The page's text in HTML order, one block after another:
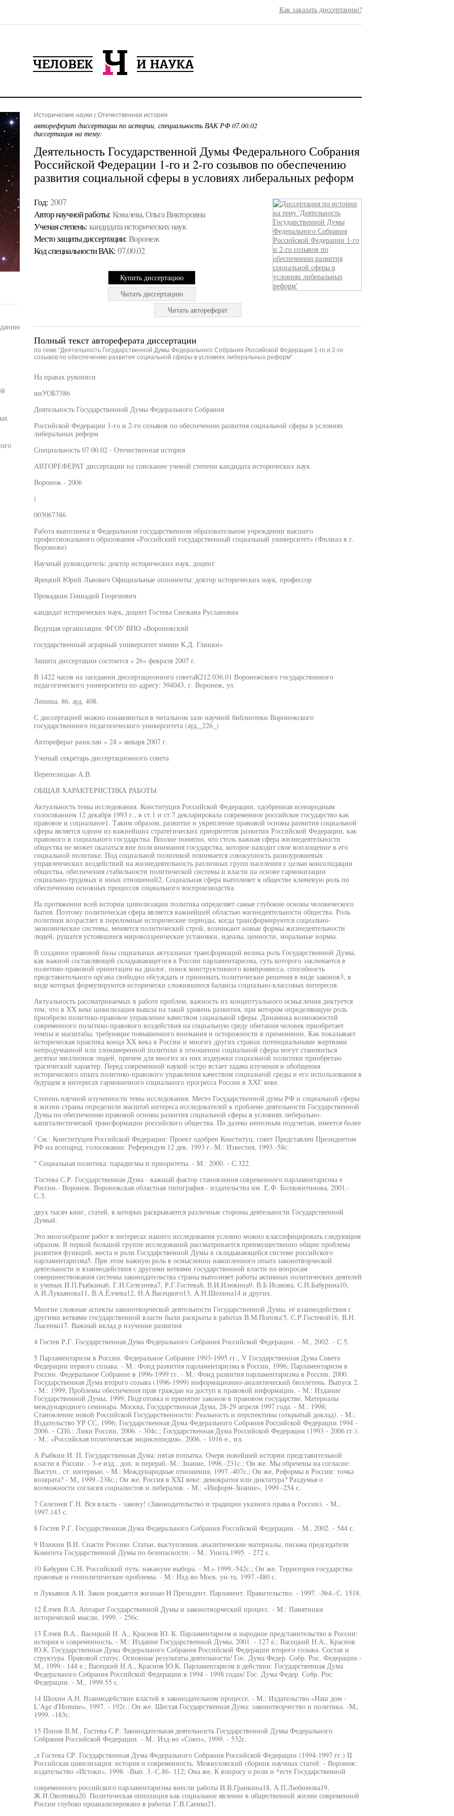
Как заказать диссертацию?
Исторические науки Отечественная история
автореферат диссертации по истории, специальность ВАК РФ 07.00.02
диссертация на тему:
Деятельность Государственной Думы Федерального Собрания
Российской Федерации 1-го и 2-го созывов по обеспечению
развития социальной сферы в условиях либеральных реформ
Год: 2007
Автор научной работы: Ковалева, Ольга Викторовна
Ученая cтепень: кандидата исторических наук
Место защиты диссертации: Воронеж
Код cпециальности ВАК: 07.00.02
Купить диссертацию
Читать диссертацию
Читать автореферат
Полный текст автореферата диссертации
по теме "Деятельность Государственной Думы Федерального Собрания Российской Федерации 1-го и 2-го
созывов по обеспечению развития социальной сферы в условиях либеральных реформ"
На правах рукописи
ииУОБ7386
Деятельность Государственной Думы Федерального Собрания
Российской Федерации 1-го и 2-го созывов по обеспечению развития социальной сферы в условиях
либеральных реформ
Специальность 07.00.02 - Отечественная история
АВТОРЕФЕРАТ диссертации на соискание ученой степени кандидата исторических наук
Воронеж - 2006
(
003067386
Работа выполнена в Федеральном государственном образовательном учреждении высшего
профессионального образования «Российский государственный социальный университет» (Филиал в г.
Воронеже)
Научный руководитель: доктор исторических наук, доцент
Ярецкий Юрий Львович Официальные оппоненты: доктор исторических наук, профессор
Провадкин Геннадий Георгиевич
кандидат исторических наук, доцент Гостева Снежана Руслановна
Ведущая организация: ФГОУ ВПО «Воронежский
государственный аграрный университет имени К.Д. Глинки»
Защита диссертации состоится « 26» февраля 2007 г.
В 1422 часов на заседании диссертационного советаК212.036.01 Воронежского государственного
педагогического университета по адресу: 394043, г. Воронеж, ул.
Ленина, 86, ауд. 408.
С диссертацией можно ознакомиться в читальном зале научной библиотеки Воронежского
государственного педагогического университета (ауд._226_)
Автореферат разослан « 24 » января 2007 г.
Ученый секретарь диссертационного совета
Перепелицын А.В.
ОБЩАЯ ХАРАКТЕРИСТИКА РАБОТЫ
Актуальность темы исследования. Конституция Российской Федерации, одобренная всенародным
голосованием 12 декабря 1993 г., в ст.1 и ст.7 декларировала современное российское государство как
правовое и социальное1. Таким образом, развитие и укрепление правовой основы развития социальной
сферы является одним из важнейших стратегических приоритетов развитии Российской Федерации, как
правового и социального государства. Вполне понятно, что столь важная сфера жизнедеятельности
общества не может оказаться вне поля внимания государства, которое находит свое воплощение в его
социальной политике. Под социальной политикой понимается совокупность разноуровневых
управленческих воздействий на жизнедеятельность различных групп населения с целью консолидации
общества, обеспечения стабильности политической системы и власти на основе гармонизации
социально-трудовых и иных отношений2. Социальная сфера выполняет в обществе ключевую роль по
обеспечению основных процессов социального воспроизводства.
На протяжении всей истории цивилизации политика определяет самые глубокие основы человеческого
бытия. Поэтому политическая сфера является важнейшей областью жизнедеятельности общества. Роль
политики возрастает в переломные исторические периоды, когда трансформируются социально-
экономические системы, меняется политический строй, возникают новые формы жизнедеятельности
людей, рушатся устоявшиеся мировоззренческие установки, идеалы, ценности, моральные нормы.
В создании правовой базы социальных актуальных трансформаций велика роль Государственной Думы,
как важной составляющей складывающегося в России парламентаризма, суть которого заключается в
политико-правовой ориентации на диалог, поиск конструктивного компромисса, способность
представительного органа свободно обсуждать и принимать политические решения в виде законов3, в
виде которых формулируются исторически сложившиеся балансы социально-классовых интересов.
Актуальность рассматриваемых в работе проблем, важность их концептуального осмысления диктуется
тем, что в XX веке цивилизация вышла на такой уровень развития, при котором определяющую роль
приобрело политико-правовое управление качеством социальной сферы. Динамика возможностей
современного политико-правового воздействия на социальную среду обитания человек приобретает
темпы и масштабы, требующие повышенного внимания и осторожности в применении. Как показывает
историческая практика конца XX века в России и многих других странах потенциальными жертвами
непродуманной или злонамеренной политихи в отношении социальной сферы могут становиться
десятки миллионов людей, причем для многих из них издержки социальной политики приобретаю
трагический характер. Перед современной наукой остро встает задача изучения и обобщения
исторического опыта политико-правового управления качеством социальной среды и его использования в
будущем в интересах гармоничного социального прогресса России в ХХГ веке.
Степень научной изученности темы исследования. Место Государственной думы РФ и социальной сферы
в жизни страны определили масштаб интереса исследователей к проблеме деятельности Государственной
Думы по обеспечению правовой основы развития социальной сферы в условиях либерально-
капиталистической трансформации российского общества. По далеко неполным подсчетам, имеется более
' См.: Конституция Российской Федерации: Проект одобрен Конституц. совет Представлен Президентом
РФ на всепарод. голосование. Референдум 12 дек. 1993 г.-М.: Известия, 1993.-58с.
" Социальная политика: парадигмы и приоритеты. - М.: 2000. - С.322.
'Гостева С.Р. Государственная Дума - важный фактор становления современного парламентаризма е
России.- Воронеж. Воронежская областная типография - издательства им. Е.Ф. Болховитинова, 2001.-
С.З.
двух тысяч книг, статей, в которых раскрываются различные стороны деятельности Государственной
Думы4.
Это многообразие работ в интересах нашего исследования условно можно классифицировать следующим
образом. В первой большой группе исследований рассматривается преимущественно общие проблема
развития функций, места и роли Государственной Думы в складывающейся системе российского
парламентаризма5. При этом важную роль в осмыслении накопленного опыта законотворческой
деятельности и взаимодействия с другими ветвями государственной власти по вопросам
совершенствования системы законодательства страны выполняет работы активных политических деятелей
и ученых И.П.Рыбкина6, Г.Н.Селезнева7, Р.Г.Гостева8, В.И.Илюхина9, В.Б.Исакова, С.Н.Бабурина10,
А.И.Лукьянова11, В.А.Ёлчева12, Н.А.Васецкого13, А.Н.Шохина14 и других.
Многие сложные аспекты законотворческой деятельности Государственной Думы, её взаимодействия с
другими ветвями государственной власти были раскрыты в работах В.М.Попова'5, С.Р.Гостевой16, В.Н.
Лысенко17. Важный вклад р изучение развития
4 Гостев Р.Г. Государственная Дума Федерального Собрания Российской Федерации. - М., 2002. - С.5.
5 Парламентаризм в России. Федеральное Собрание 1993-1995 гг., V Государственная Дума Совета
Федерации первого созыва. - М.: Фонд развития парламентаризма в России, 1996; Парламентаризм в
России. Федеральное Собрание в 1996-1999 гг. - М.: Фонд развития парламентаризма в России, 2000.
Государственная Дума второго созыва (1996-1999) информационно-аналитический бюллетень. Выпуск 2.
- М.: 1999; Проблемы обеспечения прав граждан на доступ к правовой информации. - М.: Издание
Государственной Думы, 1999; Подготовка и принятие законов в правовом государстве. Материалы
международного семинара. Москва, Государственная Дума, 28-29 апреля 1997 года. - М.: 1998;
Становление новой Российской Государственности: Реальность и перспективы (открытый доклад). - М.:
Издательство УР СС, 1996; Государственная Дума Федерального Собрания Российской Федерации 1994 -
2006. - СПб.: Лики России, 2006. - 304с.; Государственная Дума Российской Федерации (1993 - 2006 гг.).
- М.: «Российская политическая энциклопедия», 2006. - 1016 е., ил.
А Рыбкин И. П. Государственная Дума: пятая попытка. Очерк новейшей истории представительной
власти в России. - 3-е изд., доп. и перераб.-М.: Знание, 1996.-231с.; Он же. Мы обречены на согласие:
Выступ., ст. интервью. - М.: Международные отношения, 1997.-407с.; Он же, Реформы в России: точка
возврата? - М„ 1999.-238с.; Он же, Россия в XXI веке: демократия или диктатура? Раздумья о
возможности согласия социалистов и либералов. - М.: «Информ-Знание», 1999.-254 с.
7 Селезнев Г.Н. Вся власть - закону! (Законодательство и традиции указного права в России). - М.,
1997.143 с.
8 Гостев Р.Г. Государственная Дума Федерального Собрания Российской Федерации. - М., 2002. - 544 с.
9 Илюхин В.И. Спасти Россию: Статьи, выступления, аналитические материалы, письма председателя
Комитета Государственной Думы по безопасности. - М.: Унита,1995. - 272 с.
10 Бабурин С.Н. Российский путь: накануне выбора. - М.» 1999.-542с.; Он же, Территория государства:
правовые и геополитические проблемы. - М.: Изд-во Моск. ун-та, 1997.-480 с.
п Лукьянов А.И. Закон рождается жизнью H Президент. Парламент. Правительство. - 1997. -№4.-С. 1518.
12 Ёлчев В.А. Аппарат Государственной Думы и законотворческий процесс. - М.: Памятники
исторической мысли, 1999. - 256с.
13 Ёлчев В.А., Васецкий Н. А., Краснов Ю. К. Парламентаризм и народное представительство в России:
история и современность. - М.: Издание Государственной Думы, 2001. - 127 е.; Васецкий Н.А., Краснов
Ю.К. Государственная Дума Федерального Собрания Российской Федерации второго созыва. Состав и
структура. Правовой статус. Основные результаты деятельности/ Гос. Дума Федер. Собр. Рос. Федерации.-
М., 1999.- 144 е.; Васецкий Н.А., Краснов Ю.К, Парламентаризм в действии: Государственная Дума
Федерального Собрания Российской Федерации в 1994 - 1998 годах/ Гос. Дума Федер. Собр. Рос.
Федерации. - М., 1999.55 с.
14 Шохин А.Н. Взаимодействие властей в законодательном процессе. - М.: Издательство «Наш дом -
L'Age d'Homme», 1997. - 192с.; Он же. Шестая Государственная Дума: законотворчество и политика. -М„
1999. -183с.
15 Попов В.М., Гостева С.Р. Законодательная деятельность Государственной Думы Федерального
Собрания Российской Федерации. - М.: Изд-во «Союз», 1999. - 532с.
,л Гостева СР. Государственная Дума Федерального Собрания Российской Федерации (1994-1997 гг.) II
Российская цивилизация: история и современность. Межвузовский сборник научных статей. - Воронеж:
издательство «Истоки», 1998. -Вып. 3.-С.86- 112; Она же, К вопросу о роли и ^есте Государственной
современного российского парламентаризма внесли работы И.В.Гранкина18, А.П.Любимова19,
Ж.И.Овсепяпа20. Политическая оппозиция как социальное явление в общественной жизни современной
России глубоко проанализировано в работах Г.В.Саенко21.